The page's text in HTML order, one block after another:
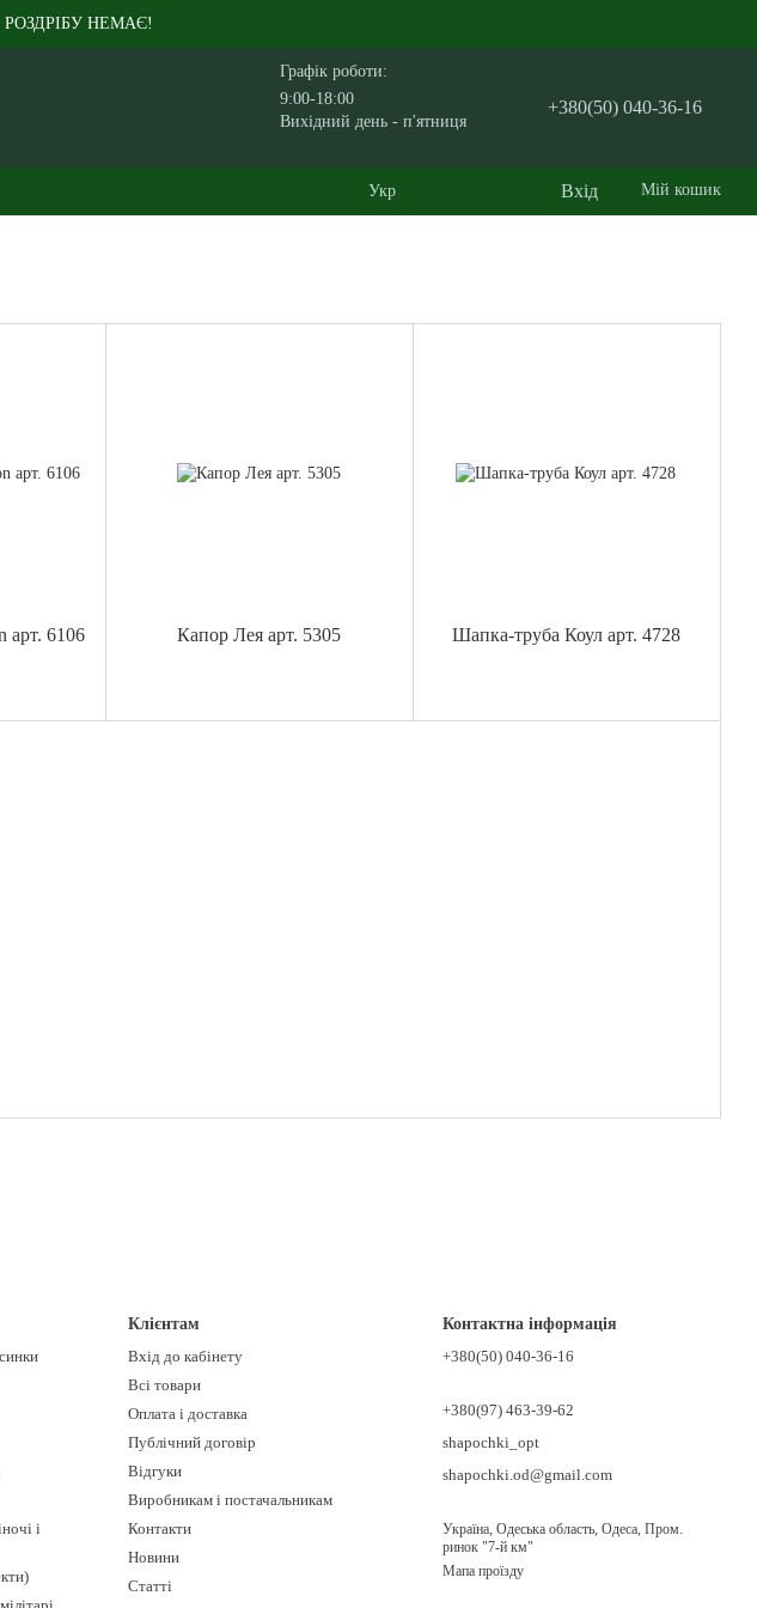
РОЗДРІБУ НЕМАЄ!
Графік роботи:
9:00-18:00
Вихідний день - п'ятниця
+380(50) 040-36-16
Укр Вхід Мій кошик
арт. 6106 Капор Лея арт. 5305 Шапка-труба Коул арт. 4728
і
Клієнтам
Вхід до кабінету
Всі товари
Оплата і доставка
Публічний договір
Відгуки
Виробникам і постачальникам
Контакти
Новини
Статті
Контактна інформація
+380(50) 040-36-16
+380(97) 463-39-62
shapochki_opt
shapochki.od@gmail.com
Україна, Одеська область, Одеса, Пром.
ринок "7-й км"
Мапа проїзду